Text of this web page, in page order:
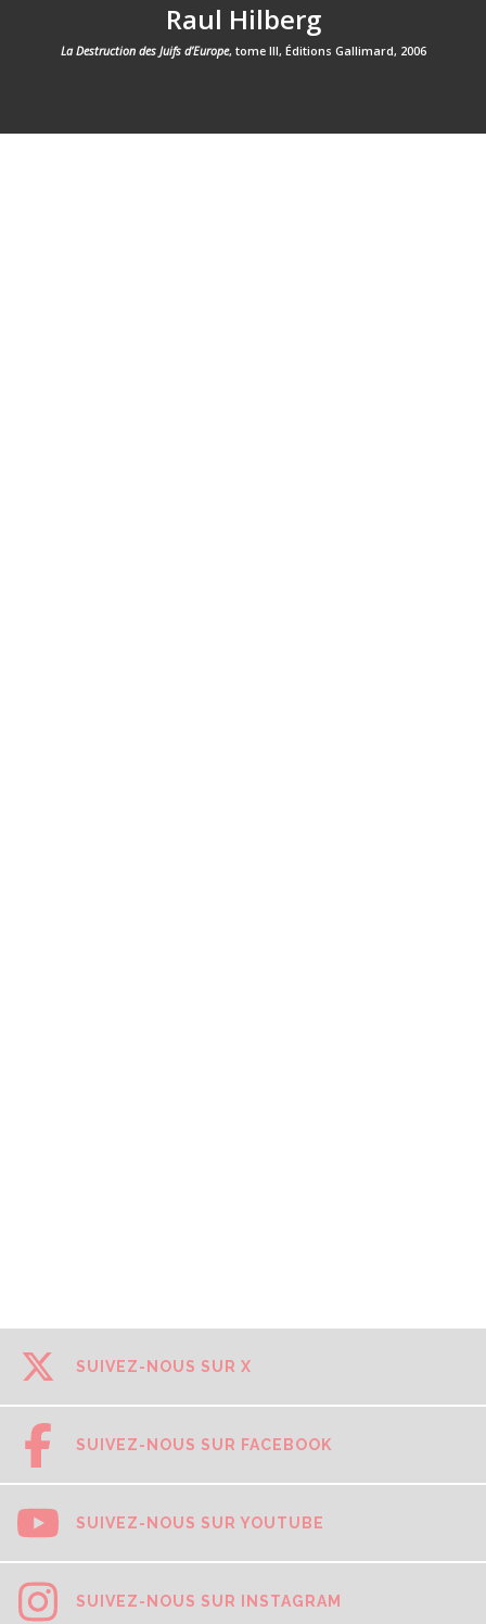
Raul Hilberg
La Destruction des Juifs d’Europe, tome III, Éditions Gallimard, 2006
SUIVEZ-NOUS SUR X
SUIVEZ-NOUS SUR FACEBOOK
SUIVEZ-NOUS SUR YOUTUBE
SUIVEZ-NOUS SUR INSTAGRAM